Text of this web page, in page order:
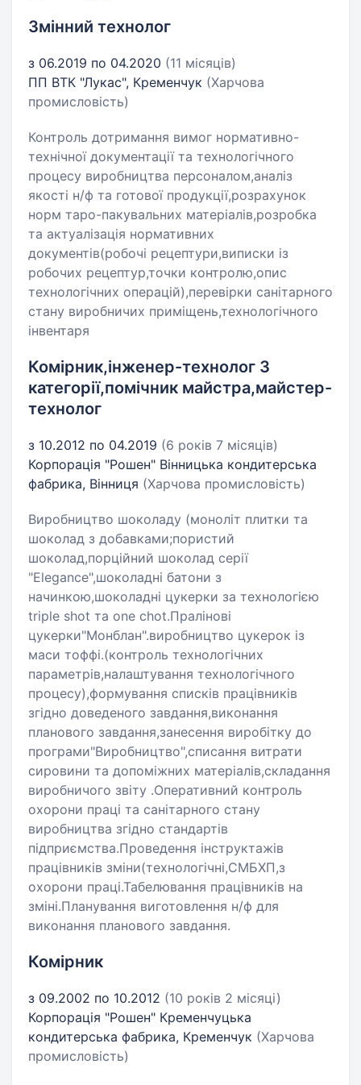
Змінний технолог
з 06.2019 по 04.2020 (11 місяців)
ПП ВТК "Лукас", Кременчук (Харчова
промисловість)
Контроль дотримання вимог нормативно-
технічної документації та технологічного
процесу виробництва персоналом,аналіз
якості н/ф та готової продукції,розрахунок
норм таро-пакувальних матеріалів,розробка
та актуалізація нормативних
документів(робочі рецептури,виписки із
робочих рецептур,точки контролю,опис
технологічних операцій),перевірки санітарного
стану виробничих приміщень,технологічного
інвентаря
Комірник,інженер-технолог 3
категорії,помічник майстра,майстер-
технолог
з 10.2012 по 04.2019 (6 років 7 місяців)
Корпорація "Рошен" Вінницька кондитерська
фабрика, Вінниця (Харчова промисловість)
Виробництво шоколаду (моноліт плитки та
шоколад з добавками;пористий
шоколад,порційний шоколад ceрії
"Elegance",шоколадні батони з
начинкою,шоколадні цукерки за технологією
triple shot та one chot.Пралінові
цукерки"Монблан".виробництво цукерок із
маси тоффі.(контроль технологічних
параметрів,налаштування технологічного
процесу),формування списків працівників
згідно доведеного завдання,виконання
планового завдання,занесення виробітку до
програми"Виробництво",списання витрати
сировини та допоміжних матеріалів,складання
виробничого звіту .Оперативний контроль
охорони праці та санітарного стану
виробництва згідно стандартів
підприємства.Проведення інструктажів
працівників зміни(технологічні,СМБХП,з
охорони праці.Табелювання працівників на
зміні.Планування виготовлення н/ф для
виконання планового завдання.
Комірник
з 09.2002 по 10.2012 (10 років 2 місяці)
Корпорація "Рошен" Кременчуцька
кондитерська фабрика, Кременчук (Харчова
промисловість)